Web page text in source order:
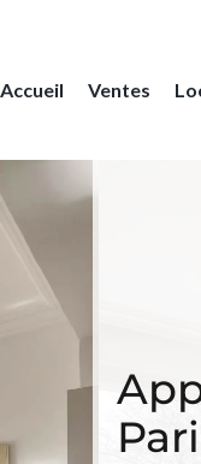
Accueil Ventes